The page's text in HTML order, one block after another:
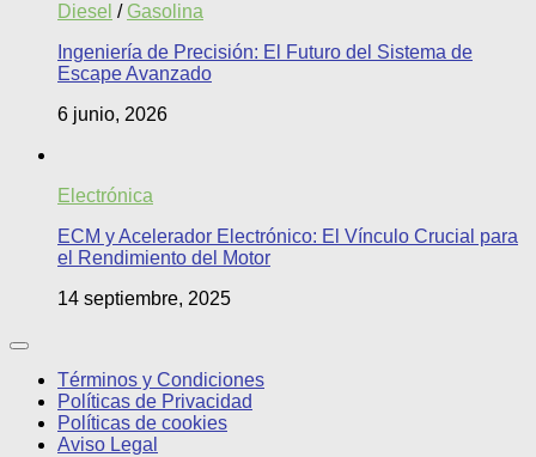
Diesel / Gasolina
Ingeniería de Precisión: El Futuro del Sistema de
Escape Avanzado
6 junio, 2026
Electrónica
ECM y Acelerador Electrónico: El Vínculo Crucial para
el Rendimiento del Motor
14 septiembre, 2025
Términos y Condiciones
Políticas de Privacidad
Políticas de cookies
Aviso Legal